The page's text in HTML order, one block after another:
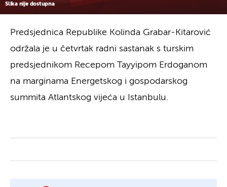
Slika nije dostupna
Predsjednica Republike Kolinda Grabar-Kitarović
održala je u četvrtak radni sastanak s turskim
predsjednikom Recepom Tayyipom Erdoganom
na marginama Energetskog i gospodarskog
summita Atlantskog vijeća u Istanbulu.